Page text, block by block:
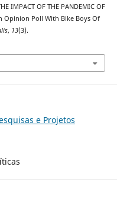
IMPACT OF THE PANDEMIC OF
Opinion Poll With Bike Boys Of
, 13(3).
e Projetos